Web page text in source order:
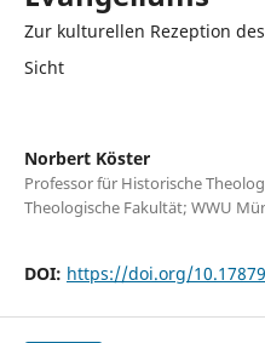
Zur kulturellen Rezeption
Sicht
Norbert Köster
Professor für Historische
Theologische Fakultät; WWU
DOI: https://doi.org/